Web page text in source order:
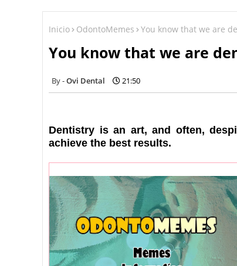
Inicio OdontoMemes You know that we are
You know that we are
Ovi Dental 21:50
Dentistry is an art, and often,
achieve the best results.